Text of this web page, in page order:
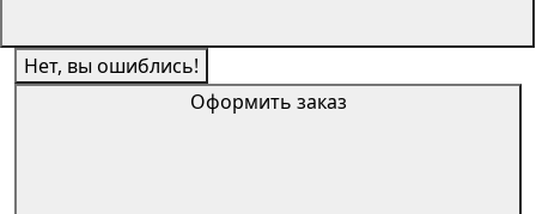
Нет, вы ошиблись!
Оформить заказ